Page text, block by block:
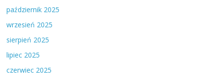
październik 2025
wrzesień 2025
sierpień 2025
lipiec 2025
czerwiec 2025